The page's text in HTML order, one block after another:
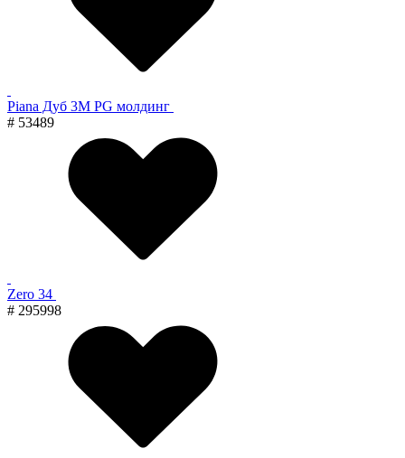
Piana Дуб 3M PG молдинг
# 53489
Zero 34
# 295998